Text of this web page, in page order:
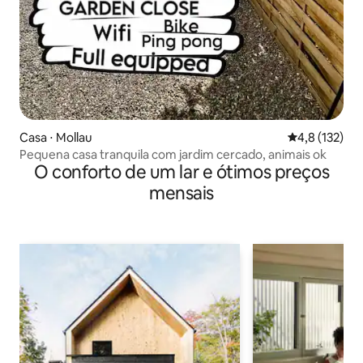
Casa ⋅ Mollau 4,8 de uma
4,8 (132)
Pequena casa tranquila com jardim cercado, animais ok
O conforto de um lar e ótimos preços
mensais